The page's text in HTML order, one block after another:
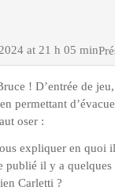
at 21 h 05 min
! D’entrée de
permettant
oser :
expliquer en quoi
publié il y a quelques
Carletti ?